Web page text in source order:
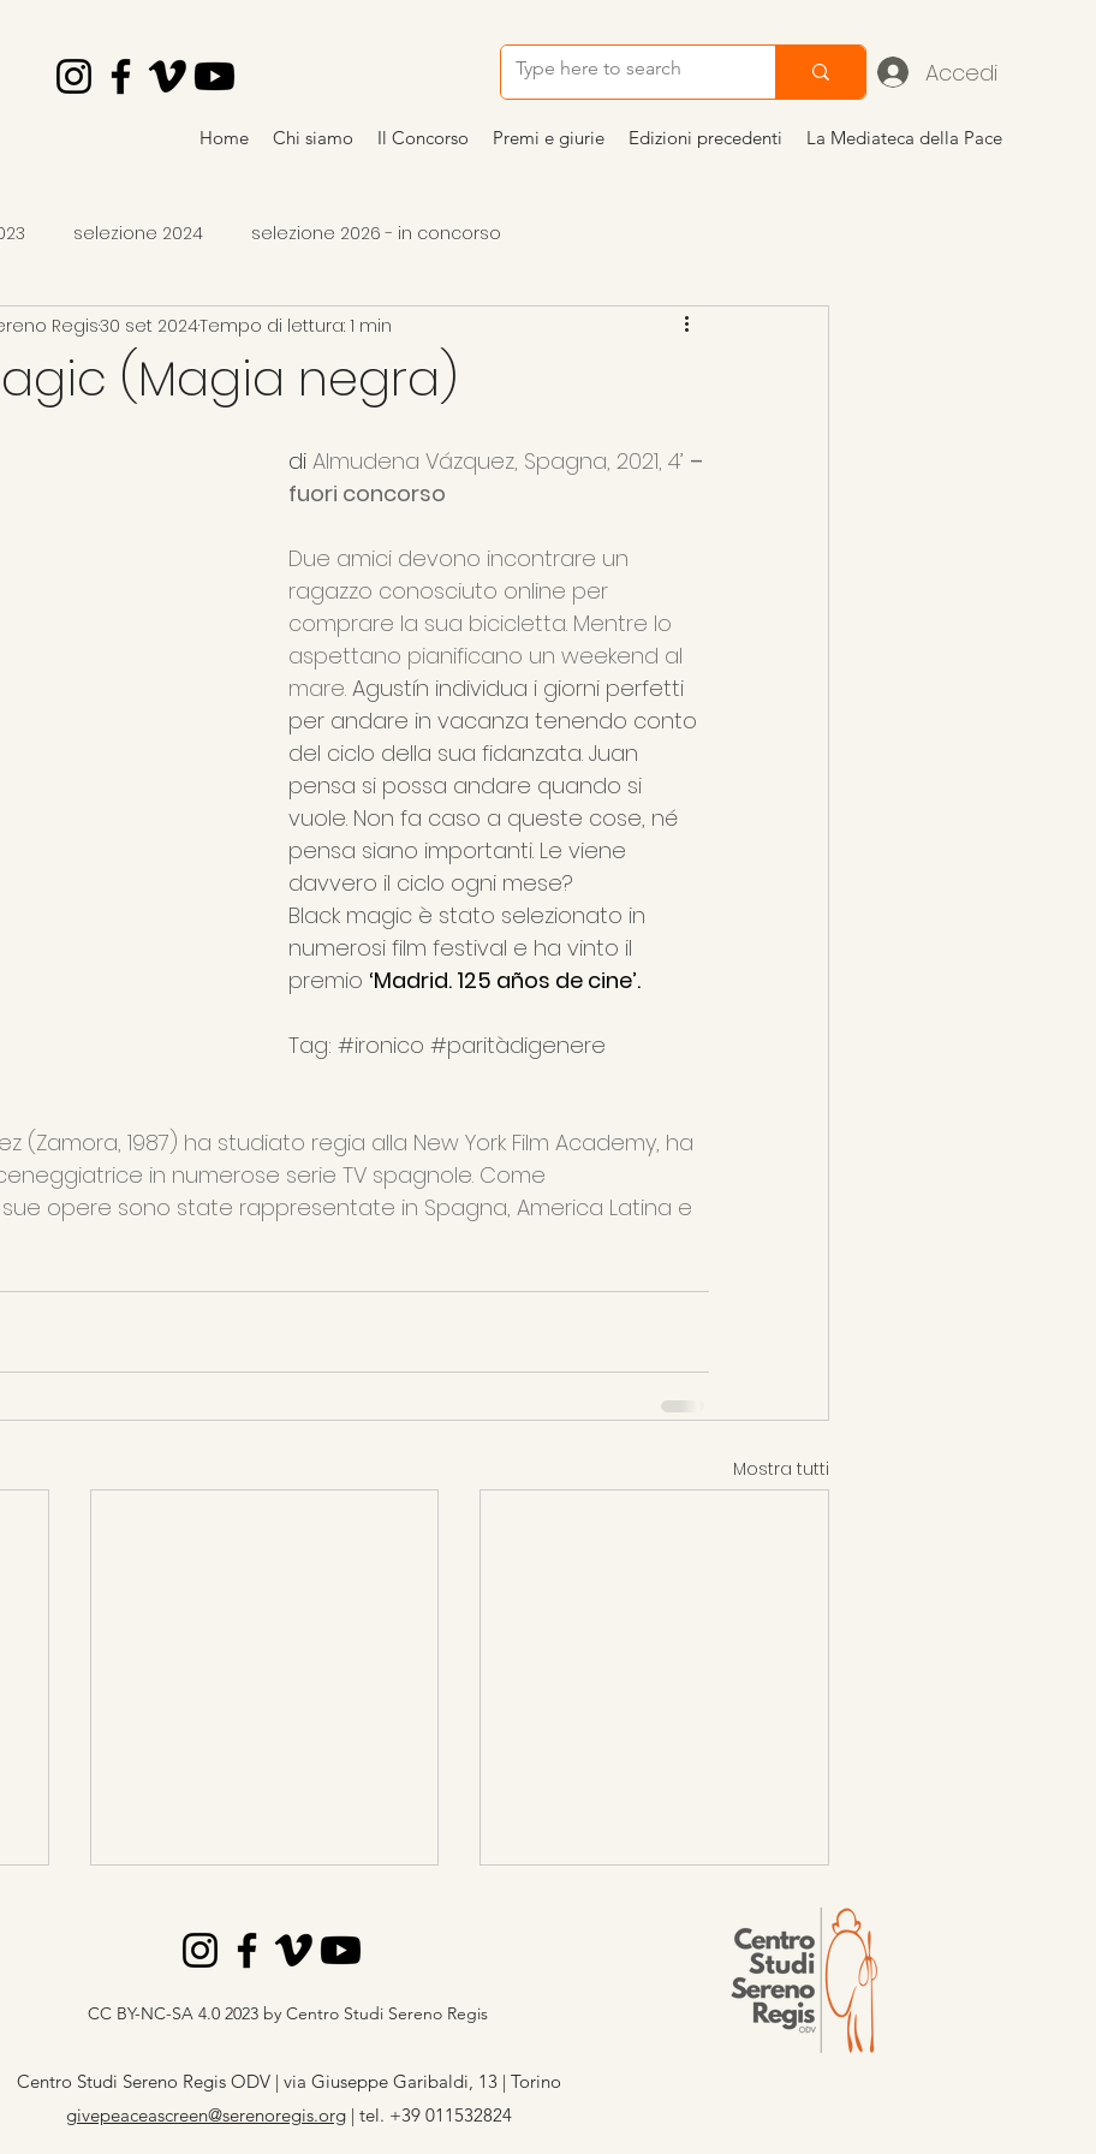
Accedi
Home Chi siamo Il Concorso Premi e giurie Edizioni precedenti La Mediateca della Pace
selezione 2024 selezione 2026 - in concorso
vincitori 2024 premi 2026 articoli
(Magia negra)
Regis30 set 2024Tempo di lettura: 1 min
di Almudena Vázquez, Spagna, 2021, 4’ –
fuori concorso
Due amici devono incontrare un
ragazzo conosciuto online per
comprare la sua bicicletta. Mentre lo
aspettano pianificano un weekend al
mare. Agustín individua i giorni perfetti
per andare in vacanza tenendo conto
del ciclo della sua fidanzata. Juan
pensa si possa andare quando si
vuole. Non fa caso a queste cose, né
pensa siano importanti. Le viene
davvero il ciclo ogni mese?
Black magic è stato selezionato in
numerosi film festival e ha vinto il
premio ‘Madrid. 125 años de cine’.
Tag: #ironico #paritàdigenere
(Zamora, 1987) ha studiato regia alla New York Film Academy, ha
in numerose serie TV spagnole. Come
opere sono state rappresentate in Spagna, America Latina e
Mostra tutti
Penumbra
CC BY-NC-SA 4.0 2023 by Centro Studi Sereno Regis
Centro Studi Sereno Regis ODV | via Giuseppe Garibaldi, 13 | Torino
givepeaceascreen@serenoregis.org​ | tel. +39 011532824